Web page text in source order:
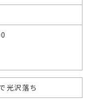
光沢落ち